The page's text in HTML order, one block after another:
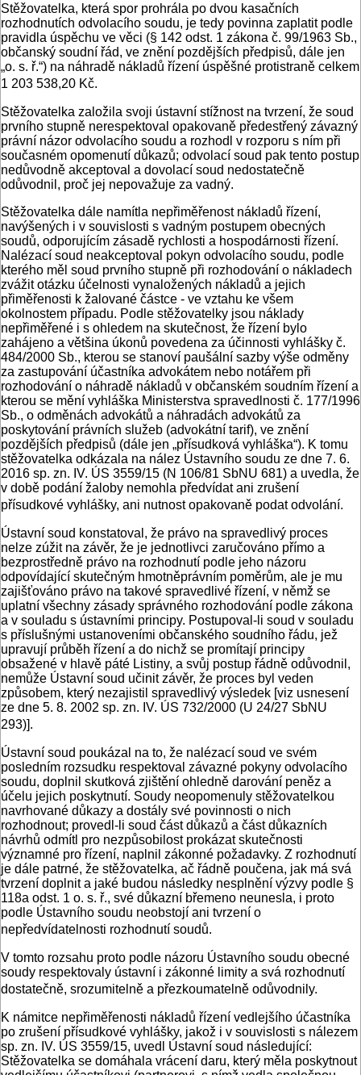
Stěžovatelka, která spor prohrála po dvou kasačních
rozhodnutích odvolacího soudu, je tedy povinna zaplatit podle
pravidla úspěchu ve věci (§ 142 odst. 1 zákona č. 99/1963 Sb.,
občanský soudní řád, ve znění pozdějších předpisů, dále jen
„o. s. ř.“) na náhradě nákladů řízení úspěšné protistraně celkem
1 203 538,20 Kč.
Stěžovatelka založila svoji ústavní stížnost na tvrzení, že soud
prvního stupně nerespektoval opakovaně předestřený závazný
právní názor odvolacího soudu a rozhodl v rozporu s ním při
současném opomenutí důkazů; odvolací soud pak tento postup
nedůvodně akceptoval a dovolací soud nedostatečně
odůvodnil, proč jej nepovažuje za vadný.
Stěžovatelka dále namítla nepřiměřenost nákladů řízení,
navýšených i v souvislosti s vadným postupem obecných
soudů, odporujícím zásadě rychlosti a hospodárnosti řízení.
Nalézací soud neakceptoval pokyn odvolacího soudu, podle
kterého měl soud prvního stupně při rozhodování o nákladech
zvážit otázku účelnosti vynaložených nákladů a jejich
přiměřenosti k žalované částce - ve vztahu ke všem
okolnostem případu. Podle stěžovatelky jsou náklady
nepřiměřené i s ohledem na skutečnost, že řízení bylo
zahájeno a většina úkonů povedena za účinnosti vyhlášky č.
484/2000 Sb., kterou se stanoví paušální sazby výše odměny
za zastupování účastníka advokátem nebo notářem při
rozhodování o náhradě nákladů v občanském soudním řízení a
kterou se mění vyhláška Ministerstva spravedlnosti č. 177/1996
Sb., o odměnách advokátů a náhradách advokátů za
poskytování právních služeb (advokátní tarif), ve znění
pozdějších předpisů (dále jen „přísudková vyhláška“). K tomu
stěžovatelka odkázala na nález Ústavního soudu ze dne 7. 6.
2016 sp. zn. IV. ÚS 3559/15 (N 106/81 SbNU 681) a uvedla, že
v době podání žaloby nemohla předvídat ani zrušení
přísudkové vyhlášky, ani nutnost opakovaně podat odvolání.
Ústavní soud konstatoval, že právo na spravedlivý proces
nelze zúžit na závěr, že je jednotlivci zaručováno přímo a
bezprostředně právo na rozhodnutí podle jeho názoru
odpovídající skutečným hmotněprávním poměrům, ale je mu
zajišťováno právo na takové spravedlivé řízení, v němž se
uplatní všechny zásady správného rozhodování podle zákona
a v souladu s ústavními principy. Postupoval-li soud v souladu
s příslušnými ustanoveními občanského soudního řádu, jež
upravují průběh řízení a do nichž se promítají principy
obsažené v hlavě páté Listiny, a svůj postup řádně odůvodnil,
nemůže Ústavní soud učinit závěr, že proces byl veden
způsobem, který nezajistil spravedlivý výsledek [viz usnesení
ze dne 5. 8. 2002 sp. zn. IV. ÚS 732/2000 (U 24/27 SbNU
293)].
Ústavní soud poukázal na to, že nalézací soud ve svém
posledním rozsudku respektoval závazné pokyny odvolacího
soudu, doplnil skutková zjištění ohledně darování peněz a
účelu jejich poskytnutí. Soudy neopomenuly stěžovatelkou
navrhované důkazy a dostály své povinnosti o nich
rozhodnout; provedl-li soud část důkazů a část důkazních
návrhů odmítl pro nezpůsobilost prokázat skutečnosti
významné pro řízení, naplnil zákonné požadavky. Z rozhodnutí
je dále patrné, že stěžovatelka, ač řádně poučena, jak má svá
tvrzení doplnit a jaké budou následky nesplnění výzvy podle §
118a odst. 1 o. s. ř., své důkazní břemeno neunesla, i proto
podle Ústavního soudu neobstojí ani tvrzení o
nepředvídatelnosti rozhodnutí soudů.
V tomto rozsahu proto podle názoru Ústavního soudu obecné
soudy respektovaly ústavní i zákonné limity a svá rozhodnutí
dostatečně, srozumitelně a přezkoumatelně odůvodnily.
K námitce nepřiměřenosti nákladů řízení vedlejšího účastníka
po zrušení přísudkové vyhlášky, jakož i v souvislosti s nálezem
sp. zn. IV. ÚS 3559/15, uvedl Ústavní soud následující:
Stěžovatelka se domáhala vrácení daru, který měla poskytnout